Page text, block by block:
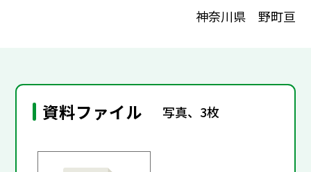
神奈川県 野町亘
資料ファイル 写真、3枚